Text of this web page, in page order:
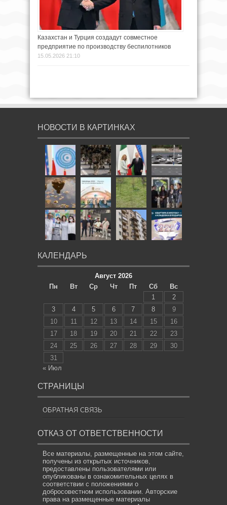
Казахстан и Турция создадут совместное
предприятие по производству беспилотников
15.05.2026 21:10
НОВОСТИ В КАРТИНКАХ
КАЛЕНДАРЬ
Август 2026
Пн
Вт Ср Чт Пт Сб
Вс
1
2
3
4 5 6 7 8
9
10
11 12 13 14 15
16
17
18 19 20 21 22
23
24
25 26 27 28 29
30
31
« Июл
СТРАНИЦЫ
ОБРАТНАЯ СВЯЗЬ
ОТКАЗ ОТ ОТВЕТСТВЕННОСТИ
Все материалы, размещенные на этом сайте,
получены из открытых источников,
предоставлены пользователями или
опубликованы в ознакомительных целях в
соответствии с положениями о
добросовестном использовании. Авторские
права на размещенные материалы